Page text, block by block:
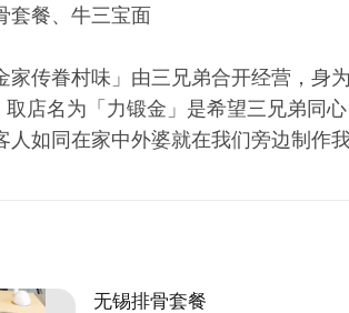
套餐、牛三宝面
家传眷村味」由三兄弟合开经营，身
店名为「力锻金」是希望三兄弟同
人如同在家中外婆就在我们旁边制作
无锡排骨套餐